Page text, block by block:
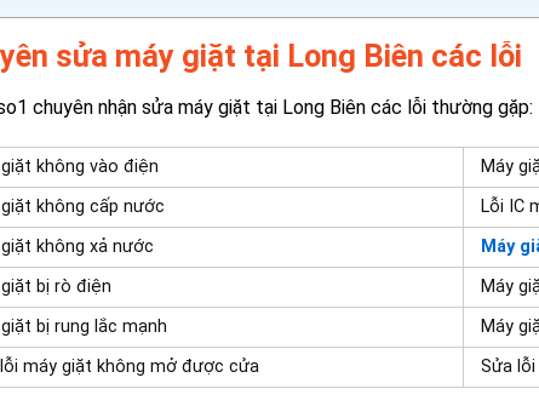
sửa máy giặt tại Long Biên các lỗi
chuyên nhận sửa máy giặt tại Long Biên các lỗi thường gặp:
giặt không vào điện
Máy
giặt không cấp nước
Lỗi IC
giặt không xả nước
Máy
giặt bị rò điện
Máy
giặt bị rung lắc mạnh
Máy
máy giặt không mở được cửa
Sửa